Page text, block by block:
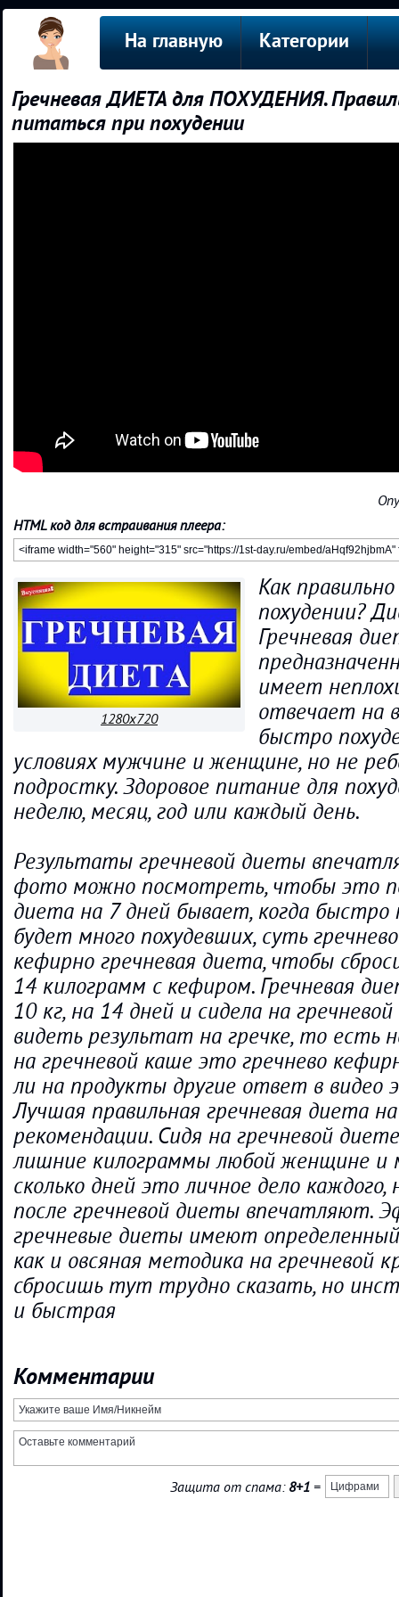
На главную Категории
Гречневая ДИЕТА для ПОХУДЕНИЯ.
питаться при похудении
HTML код для встраивания плеера:
1280x720
Как
похудении?
Гречневая
имеет
отвечает на
быстро
условиях мужчине и женщине, но не
подростку. Здоровое питание для
неделю, месяц, год или каждый день.
Результаты гречневой диеты
фото можно посмотреть, чтобы это
диета на 7 дней бывает, когда быстро
будет много похудевших, суть
кефирно гречневая диета, чтобы
14 килограмм с кефиром. Гречневая
10 кг, на 14 дней и сидела на
видеть результат на гречке, то есть
на гречневой каше это гречнево
ли на продукты другие ответ в видео
Лучшая правильная гречневая диета
рекомендации. Сидя на гречневой
лишние килограммы любой женщине и
сколько дней это личное дело
после гречневой диеты впечатляют.
гречневые диеты имеют
как и овсяная методика на гречневой
сбросишь тут трудно сказать, но
и быстрая
Комментарии
Защита от спама: 8+1 =